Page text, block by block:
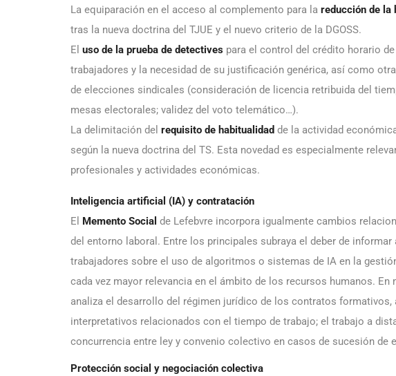
La equiparación en el acceso al complemento para la reducción de la
tras la nueva doctrina del TJUE y el nuevo criterio de la DGOSS.
El uso de la prueba de detectives para el control del crédito horario
trabajadores y la necesidad de su justificación genérica, así como
de elecciones sindicales (consideración de licencia retribuida del
mesas electorales; validez del voto telemático…).
La delimitación del requisito de habitualidad de la actividad
según la nueva doctrina del TS. Esta novedad es especialmente
profesionales y actividades económicas.
Inteligencia artificial (IA) y contratación
El Memento Social de Lefebvre incorpora igualmente cambios
del entorno laboral. Entre los principales subraya el deber de
trabajadores sobre el uso de algoritmos o sistemas de IA en la
cada vez mayor relevancia en el ámbito de los recursos humanos. En
analiza el desarrollo del régimen jurídico de los contratos
interpretativos relacionados con el tiempo de trabajo; el trabajo a
concurrencia entre ley y convenio colectivo en casos de sucesión de
Protección social y negociación colectiva